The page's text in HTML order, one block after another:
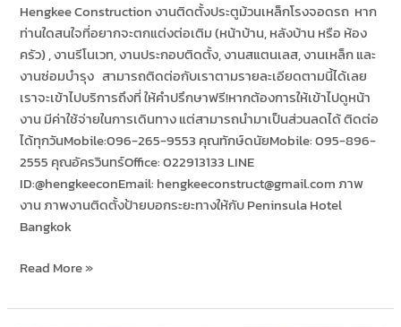
Hengkee Construction งานติดตั้งประตูม้วนเหล็กโรงจอดรถ หาก
ท่านใดสนใจที่อยากจะตกแต่งต่อเติม (หน้าบ้าน, หลังบ้าน หรือ ห้อง
ครัว) , งานรีโนเวท, งานประกอบติดตั้ง, งานสแตนเลส, งานเหล็ก และ
งานซ่อมบำรุง สามารถติดต่อกับเราตามรายละเอียดตามนี้ได้เลย
เราจะเข้าไปบริการถึงที่ ให้คำปรึกษาฟรี!หากต้องการให้เข้าไปดูหน้า
งาน มีค่าใช้จ่ายในการเดินทาง แต่สามารถนำมาเป็นส่วนลดได้ ติดต่อ
ได้ทุกวันMobile:096-265-9553 คุณทักษ์ดนัยMobile: 095-896-
2555 คุณอัครวินทร์Office: 022913133 LINE
ID:@hengkeeconEmail: hengkeeconstruct@gmail.com ภาพ
งาน ภาพงานติดตั้งป้ายบอกระยะทางให้กับ Peninsula Hotel
Bangkok
Read More »